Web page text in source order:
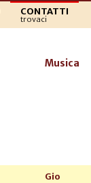
CONTATTI
trovaci
Musica
Gio